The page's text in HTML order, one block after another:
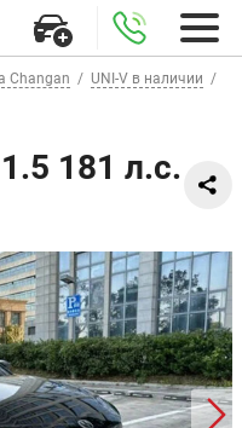
Changan
UNI-V в наличии
181 л.с.